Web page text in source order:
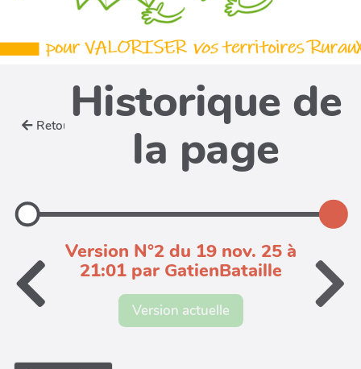
Retour Historique de
la page
Version N°2 du 19 nov. 25 à
21:01 par GatienBataille
Version actuelle